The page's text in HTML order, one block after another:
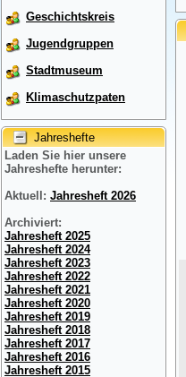
Geschichtskreis
Jugendgruppen
Stadtmuseum
Klimaschutzpaten
Jahreshefte
Laden Sie hier unsere
Jahreshefte herunter:
Aktuell: Jahresheft 2026
Archiviert:
Jahresheft 2025
Jahresheft 2024
Jahresheft 2023
Jahresheft 2022
Jahresheft 2021
Jahresheft 2020
Jahresheft 2019
Jahresheft 2018
Jahresheft 2017
Jahresheft 2016
Jahresheft 2015